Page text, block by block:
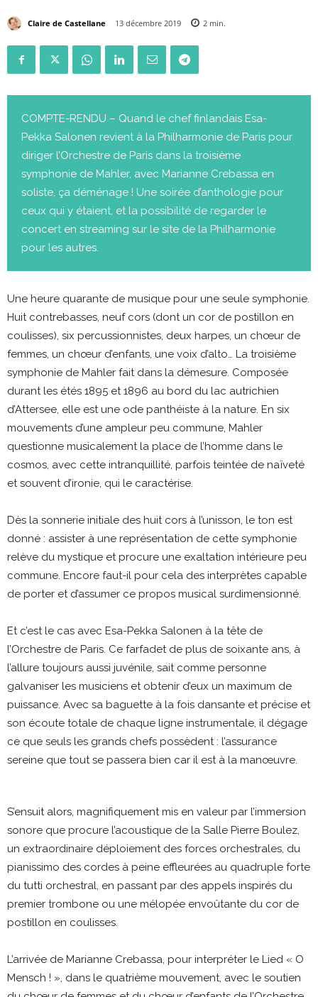
Claire de Castellane 13 décembre 2019 2 min.
COMPTE-RENDU – Quand le chef finlandais Esa-
Pekka Salonen revient à la Philharmonie de Paris pour
diriger l’Orchestre de Paris dans la troisième
symphonie de Mahler, avec Marianne Crebassa en
soliste, ça déménage ! Une soirée d’anthologie pour
ceux qui y étaient, et la possibilité de regarder le
concert en streaming sur le site de la Philharmonie
pour les autres.
Une heure quarante de musique pour une seule symphonie.
Huit contrebasses, neuf cors (dont un cor de postillon en
coulisses), six percussionnistes, deux harpes, un chœur de
femmes, un chœur d’enfants, une voix d’alto… La troisième
symphonie de Mahler fait dans la démesure. Composée
durant les étés 1895 et 1896 au bord du lac autrichien
d’Attersee, elle est une ode panthéiste à la nature. En six
mouvements d’une ampleur peu commune, Mahler
questionne musicalement la place de l’homme dans le
cosmos, avec cette intranquillité, parfois teintée de naïveté
et souvent d’ironie, qui le caractérise.
Dès la sonnerie initiale des huit cors à l’unisson, le ton est
donné : assister à une représentation de cette symphonie
relève du mystique et procure une exaltation intérieure peu
commune. Encore faut-il pour cela des interprètes capable
de porter et d’assumer ce propos musical surdimensionné.
Et c’est le cas avec Esa-Pekka Salonen à la tête de
l’Orchestre de Paris. Ce farfadet de plus de soixante ans, à
l’allure toujours aussi juvénile, sait comme personne
galvaniser les musiciens et obtenir d’eux un maximum de
puissance. Avec sa baguette à la fois dansante et précise et
son écoute totale de chaque ligne instrumentale, il dégage
ce que seuls les grands chefs possèdent : l’assurance
sereine que tout se passera bien car il est à la manœuvre.
S’ensuit alors, magnifiquement mis en valeur par l’immersion
sonore que procure l’acoustique de la Salle Pierre Boulez,
un extraordinaire déploiement des forces orchestrales, du
pianissimo des cordes à peine effleurées au quadruple forte
du tutti orchestral, en passant par des appels inspirés du
premier trombone ou une mélopée envoûtante du cor de
postillon en coulisses.
L’arrivée de Marianne Crebassa, pour interpréter le Lied « O
Mensch ! », dans le quatrième mouvement, avec le soutien